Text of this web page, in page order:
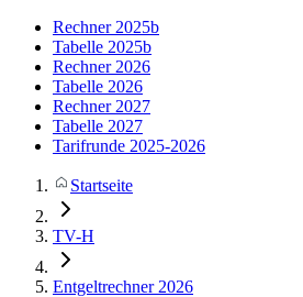
Rechner 2025b
Tabelle 2025b
Rechner 2026
Tabelle 2026
Rechner 2027
Tabelle 2027
Tarifrunde 2025-2026
Startseite
TV-H
Entgeltrechner 2026